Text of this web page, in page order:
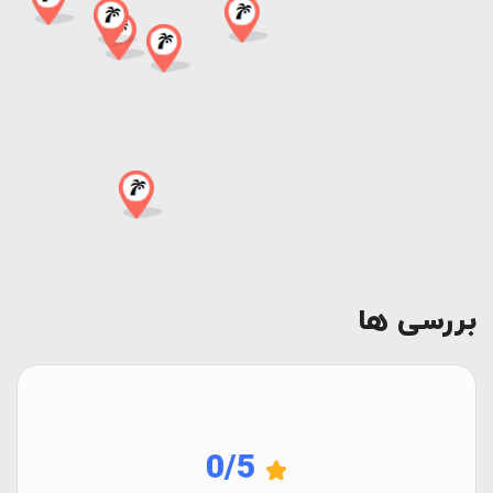
بررسی ها
0/5